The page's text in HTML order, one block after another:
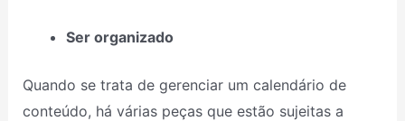
Ser organizado
Quando se trata de gerenciar um calendário de
conteúdo, há várias peças que estão sujeitas a